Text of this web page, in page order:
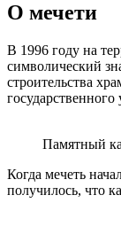
О мечети
В 1996 году на
символический
строительства
Памятный
Когда мечеть
получилось, что